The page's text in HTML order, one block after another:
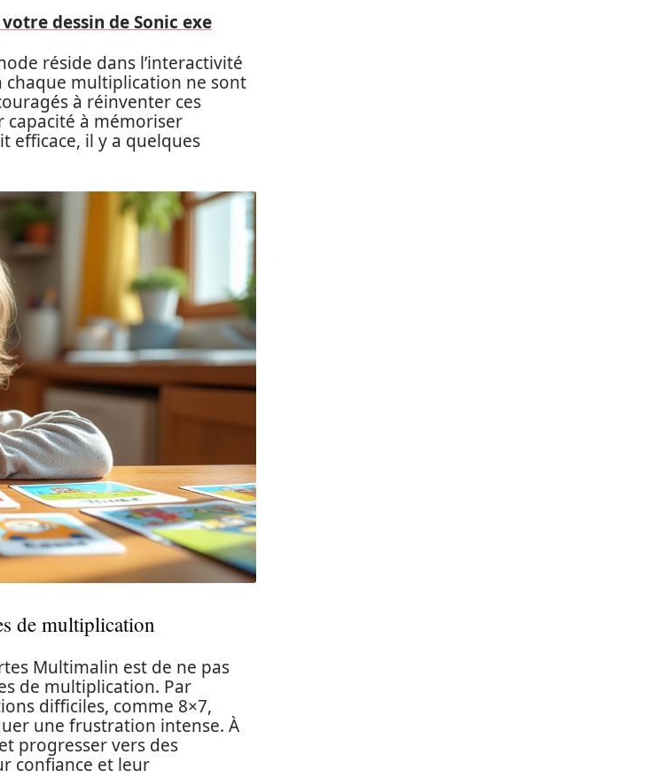
dessin de Sonic exe
réside dans l’interactivité
chaque multiplication ne sont
à réinventer ces
capacité à mémoriser
efficace, il y a quelques
de multiplication
Multimalin est de ne pas
de multiplication. Par
difficiles, comme 8×7,
une frustration intense. À
progresser vers des
confiance et leur